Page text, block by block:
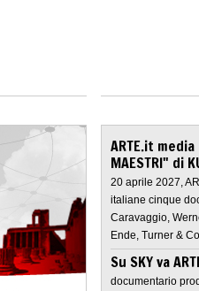
ARTE.it
MAESTRI" di
20 aprile 2027,
italiane cinque
Caravaggio,
Ende, Turner &
Su SKY va
documentario